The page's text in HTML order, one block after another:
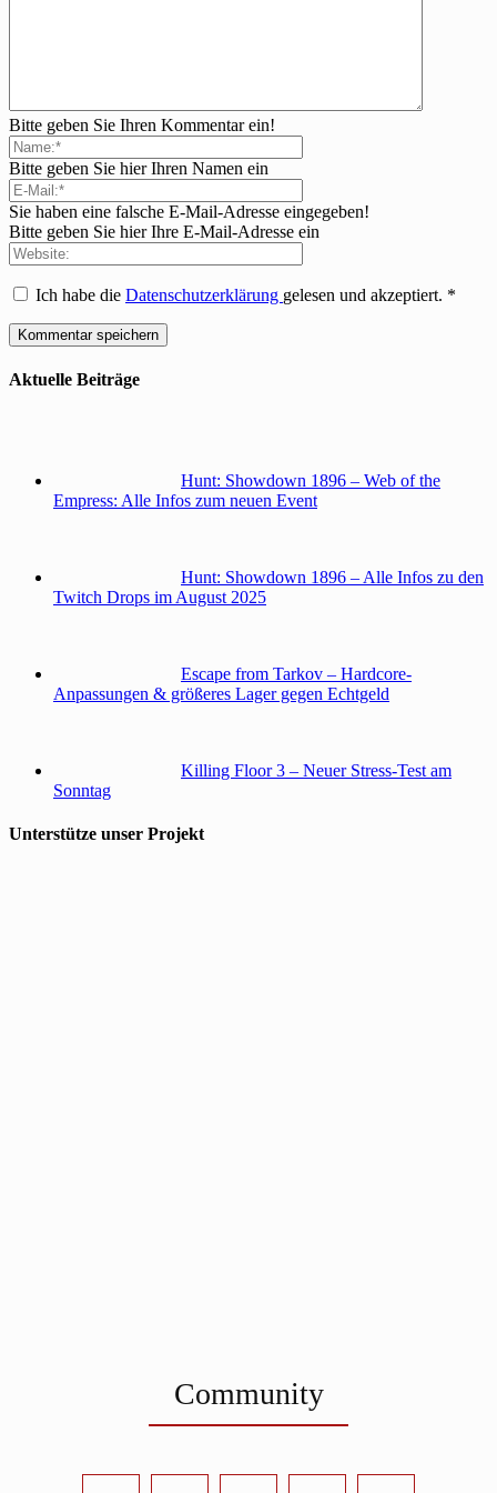
Bitte geben Sie Ihren Kommentar ein!
Bitte geben Sie hier Ihren Namen ein
Sie haben eine falsche E-Mail-Adresse eingegeben!
Bitte geben Sie hier Ihre E-Mail-Adresse ein
Ich habe die Datenschutzerklärung gelesen und akzeptiert. *
Aktuelle Beiträge
Hunt: Showdown 1896 – Web of the
Empress: Alle Infos zum neuen Event
Hunt: Showdown 1896 – Alle Infos zu den
Twitch Drops im August 2025
Escape from Tarkov – Hardcore-
Anpassungen & größeres Lager gegen Echtgeld
Killing Floor 3 – Neuer Stress-Test am
Sonntag
Unterstütze unser Projekt
Community